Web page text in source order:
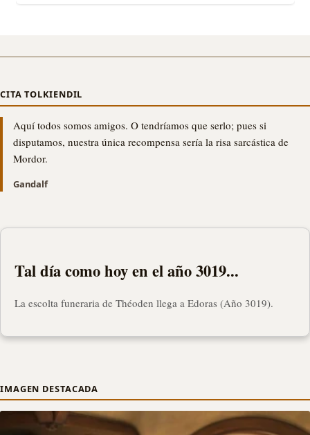
CITA TOLKIENDIL
Aquí todos somos amigos. O tendríamos que serlo; pues si
disputamos, nuestra única recompensa sería la risa sarcástica de
Mordor.
Gandalf
Tal día como hoy en el año 3019...
La escolta funeraria de Théoden llega a Edoras (Año 3019).
IMAGEN DESTACADA